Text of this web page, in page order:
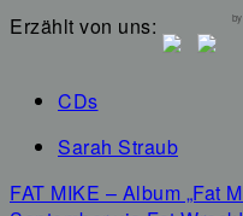
Erzählt von uns:
by
CDs
Sarah Straub
Navigation
FAT MIKE – Album „Fat